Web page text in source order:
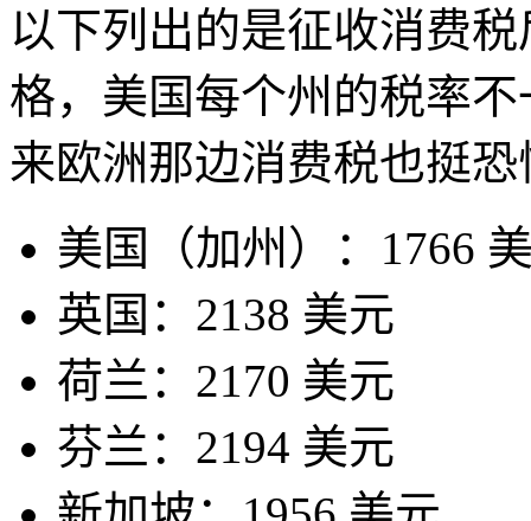
以下列出的是征收消费
格，美国每个州的税率
来欧洲那边消费税也挺
美国（加州）：1766
英国：2138 美元
荷兰：2170 美元
芬兰：2194 美元